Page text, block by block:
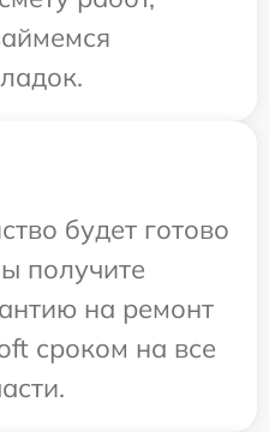
будет готово
получите
на ремонт
сроком на все